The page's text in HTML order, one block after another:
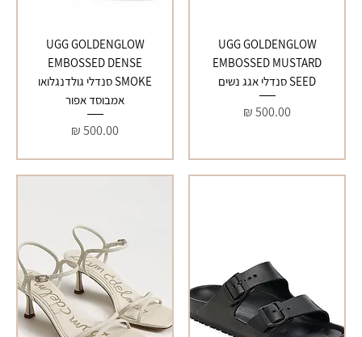
UGG GOLDENGLOW
EMBOSSED MUSTARD
SEED סנדלי אגג נשים
מחיר
UGG GOLDENGLOW
EMBOSSED DENSE
SMOKE סנדלי גולדנגלואו
אמבוסד אפור
מחיר